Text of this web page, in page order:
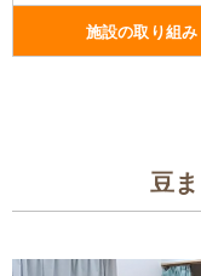
施設の取り組み
豆